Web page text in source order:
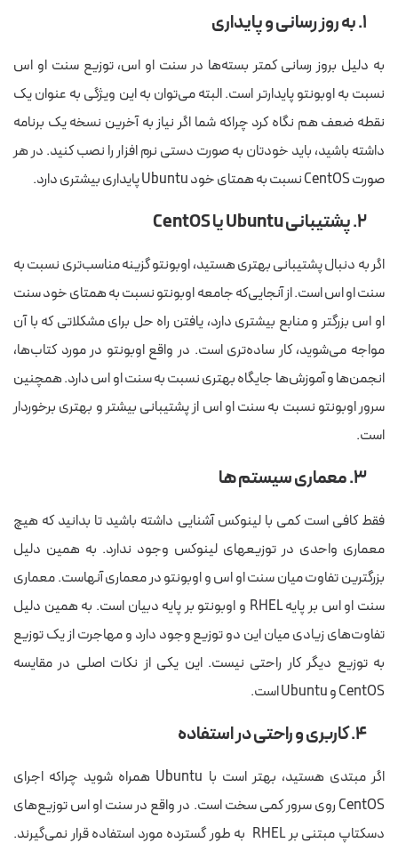
۱. به روز رسانی و پایداری
به دلیل بروز رسانی کمتر بسته‌ها در سنت او اس، توزیع سنت او اس
نسبت به اوبونتو پایدارتر است. البته می‌توان به این ویژگی به عنوان یک
نقطه ضعف هم نگاه کرد چراکه شما اگر نیاز به آخرین نسخه یک برنامه
داشته باشید، باید خودتان به صورت دستی نرم افزار را نصب کنید. در هر
صورت CentOS نسبت به همتای خود Ubuntu پایداری بیشتری دارد.
۲. پشتیبانی Ubuntu یا CentOS
اگر به دنبال پشتیبانی بهتری هستید، اوبونتو گزینه مناسب‌تری نسبت به
سنت او اس است. از آنجایی‌که جامعه اوبونتو نسبت به همتای خود سنت
او اس بزرگتر و منابع بیشتری دارد، یافتن راه حل برای مشکلاتی که با آن
مواجه می‌شوید، کار ساده‌تری است. در واقع اوبونتو در مورد کتاب‌ها،
انجمن‌ها و آموزش‌ها جایگاه بهتری نسبت به سنت او اس دارد. همچنین
سرور اوبونتو نسبت به سنت او اس از پشتیبانی بیشتر و بهتری برخوردار
است.
۳. معماری سیستم ها
فقط کافی است کمی با لینوکس آشنایی داشته باشید تا بدانید که هیچ
معماری واحدی در توزیع‎های لینوکس وجود ندارد. به همین دلیل
بزرگترین تفاوت میان سنت او اس و اوبونتو در معماری آنهاست. معماری
سنت او اس بر پایه RHEL و اوبونتو بر پایه دبیان است. به همین دلیل
تفاوت‌های زیادی میان این دو توزیع وجود دارد و مهاجرت از یک توزیع
به توزیع دیگر کار راحتی نیست. این یکی از نکات اصلی در مقایسه
CentOS و Ubuntu است.
۴. کاربری و راحتی در استفاده
اگر مبتدی هستید، بهتر است با Ubuntu همراه شوید چراکه اجرای
CentOS روی سرور کمی سخت است. در واقع در سنت او اس توزیع‌های
دسکتاپ مبتنی بر RHEL به طور گسترده مورد استفاده قرار نمی‌گیرند.